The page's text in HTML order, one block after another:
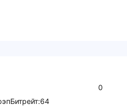
0
Битрейт:64